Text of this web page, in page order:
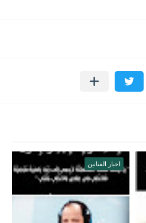
اخبار الفنانين